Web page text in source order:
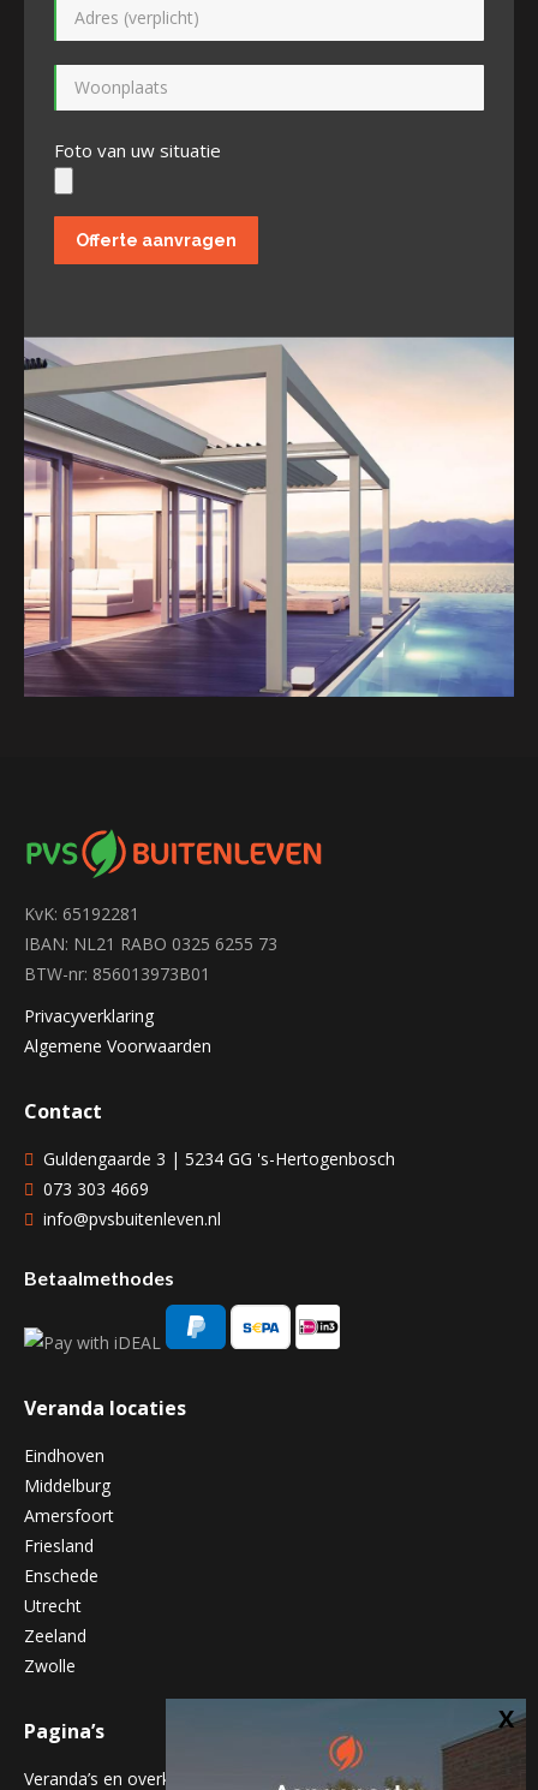
Foto van uw situatie
KvK: 65192281
IBAN: NL21 RABO 0325 6255 73
BTW-nr: 856013973B01
Privacyverklaring
Algemene Voorwaarden
Contact
Guldengaarde 3 | 5234 GG 's-Hertogenbosch
073 303 4669
info@pvsbuitenleven.nl
Betaalmethodes
Veranda locaties
Eindhoven
Middelburg
Amersfoort
Friesland
Enschede
Utrecht
Zeeland
Zwolle
Pagina’s
Veranda’s en overkappingen